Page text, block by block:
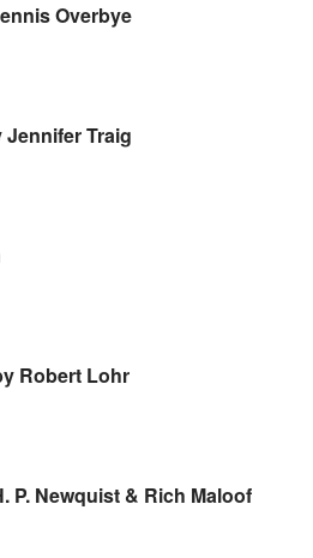
Overbye
Jennifer Traig
Robert Lohr
P. Newquist & Rich Maloof